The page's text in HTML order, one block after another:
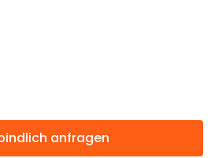
anfragen